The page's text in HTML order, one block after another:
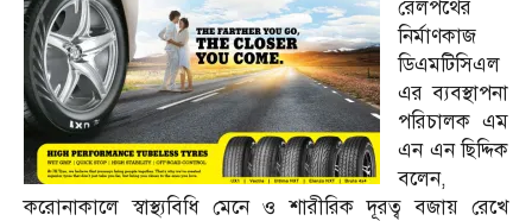
রেলপথের
নির্মাণকাজ
ডিএমটিসিএল
এর ব্যবস্থাপনা
পরিচালক এম
এন এন ছিদ্দিক
বলেন,
করোনাকালে স্বাস্থ্যবিধি মেনে ও শারীরিক দূরত্ব বজায় রেখে